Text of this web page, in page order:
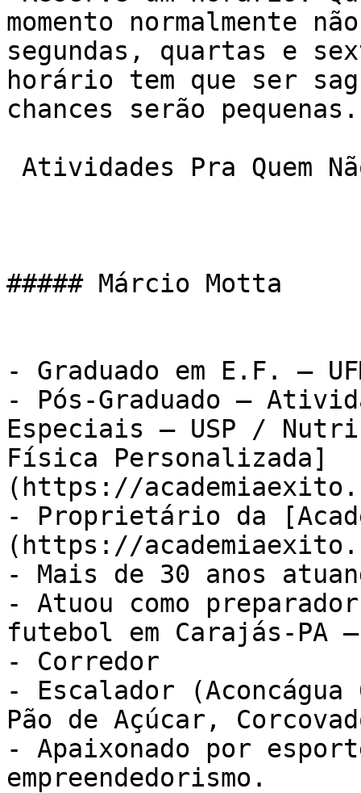
momento normalmente
segundas, quartas e
horário tem que ser
chances serão pequenas.
##### Márcio Motta
- Graduado em E.F. –
- Pós-Graduado –
Especiais – USP /
Física Personalizada]
(https://
- Proprietário da
(https://
- Mais de 30 anos
- Atuou como
futebol em Carajás-PA –
- Corredor
- Escalador
Pão de Açúcar,
- Apaixonado por
empreendedorismo.